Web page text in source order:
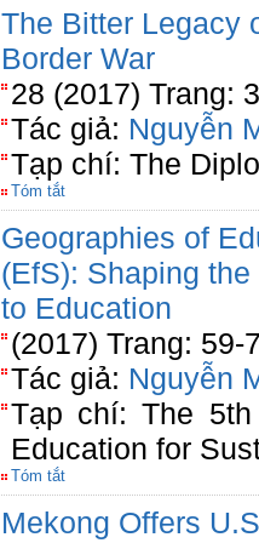
The Bitter Legacy
Border War
28 (2017) Trang:
Tác giả: Nguyễn
Tạp chí: The
Tóm tắt
Geographies of
(EfS): Shaping
to Education
(2017) Trang: 59-
Tác giả: Nguyễn
Tạp chí: The 5th
Education for
Tóm tắt
Mekong Offers